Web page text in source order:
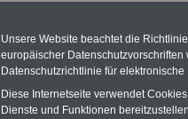
des Gesetzentwurfs der
(wahrscheinlich im
Unsere Website beachtet die
europäischer
Datenschutzrichtlinie für
Diese Internetseite verwendet
Dienste und Funktionen